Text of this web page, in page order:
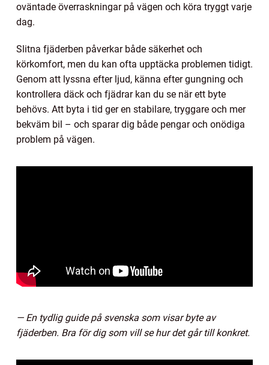
oväntade överraskningar på vägen och köra tryggt varje
dag.
Slitna fjäderben påverkar både säkerhet och
körkomfort, men du kan ofta upptäcka problemen tidigt.
Genom att lyssna efter ljud, känna efter gungning och
kontrollera däck och fjädrar kan du se när ett byte
behövs. Att byta i tid ger en stabilare, tryggare och mer
bekväm bil – och sparar dig både pengar och onödiga
problem på vägen.
— En tydlig guide på svenska som visar byte av
fjäderben. Bra för dig som vill se hur det går till konkret.